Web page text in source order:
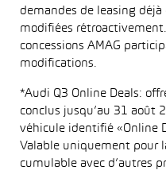
demandes de leasing
modifiées
concessions AMAG
modifications.
*Audi Q3 Online Deals:
conclus jusqu’au 31 août
véhicule identifié «Online
Valable uniquement pour
cumulable avec d’autres